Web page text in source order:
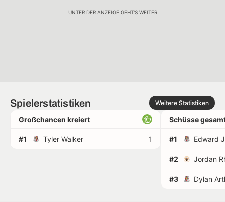
UNTER DER ANZEIGE GEHT'S WEITER
Spielerstatistiken Weitere Statistiken
Großchancen kreiert
#1 Tyler Walker 1
Schüsse
#1
#2 Jordan
#3 Dylan